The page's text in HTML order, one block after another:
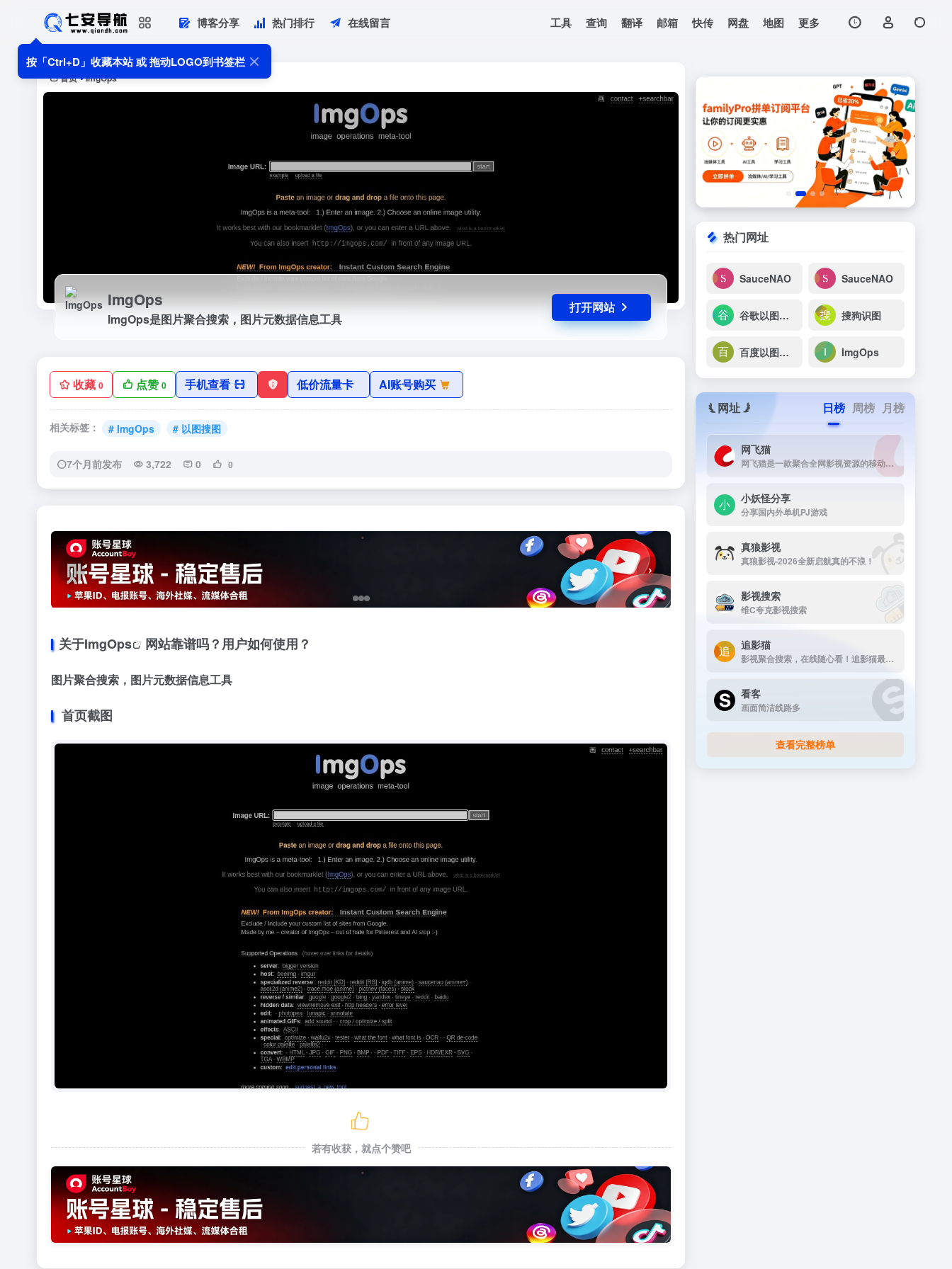
按「Ctrl+D」收藏本站 或 拖动LOGO到书签栏
博客分享 热门排行 在线留言 工具 查询 翻译 邮箱 快传 网盘 地图 更多
首页 • ImgOps
ImgOps
ImgOps是图片聚合搜索，图片元数据信息工具
打开网站
收藏 0 点赞0 手机查看 低价流量卡 AI账号购买
相关标签： # ImgOps # 以图搜图
7个月前发布 3,722 0 0
ImgOps
ImgOps是图片聚合搜索，图片元数据信息工具
‹ ›
关于ImgOps 网站靠谱吗？用户如何使用？
图片聚合搜索，图片元数据信息工具
首页截图
若有收获，就点个赞吧
热门网址
SauceNAO SauceNAO
谷歌以图搜图 搜狗识图
百度以图搜图 ImgOps
网址 日榜 周榜 月榜
网飞猫
网飞猫是一款聚合全网影视资源的移动端播放应用，主打免费、高画...
小妖怪分享
分享国内外单机PJ游戏
真狼影视
真狼影视-2026全新启航真的不浪！
影视搜索
维C夸克影视搜索
追影猫
影视聚合搜索，在线随心看！追影猫最新地址发布页（zhuiyingmao.vip），汇集全球最全电影、电视剧、综艺、动漫、纪录片等影视资源站点！
看客
画面简洁线路多
查看完整榜单